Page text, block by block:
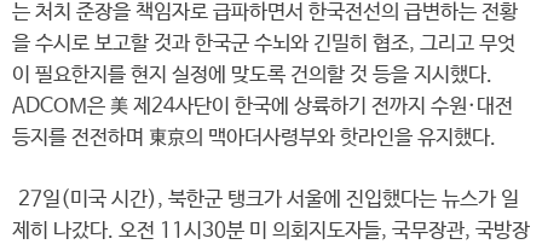
는 처치 준장을 책임자로 급파하면서 한국전선의 급변하는 전황
을 수시로 보고할 것과 한국군 수뇌와 긴밀히 협조, 그리고 무엇
이 필요한지를 현지 실정에 맞도록 건의할 것 등을 지시했다.
ADCOM은 美 제24사단이 한국에 상륙하기 전까지 수원·대전
등지를 전전하며 東京의 맥아더사령부와 핫라인을 유지했다.
27일(미국 시간), 북한군 탱크가 서울에 진입했다는 뉴스가 일
제히 나갔다. 오전 11시30분 미 의회지도자들, 국무장관, 국방장